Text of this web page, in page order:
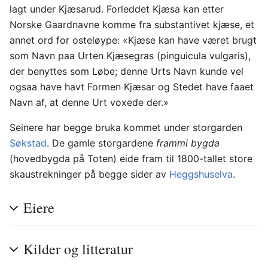
lagt under Kjæsarud. Forleddet Kjæsa kan etter
Norske Gaardnavne komme fra substantivet kjæse, et
annet ord for osteløype: «Kjæse kan have været brugt
som Navn paa Urten Kjæsegras (pinguicula vulgaris),
der benyttes som Løbe; denne Urts Navn kunde vel
ogsaa have havt Formen Kjæsar og Stedet have faaet
Navn af, at denne Urt voxede der.»
Seinere har begge bruka kommet under storgarden
Søkstad. De gamle storgardene frammi bygda
(hovedbygda på Toten) eide fram til 1800-tallet store
skaustrekninger på begge sider av Heggshuselva.
Eiere
Kilder og litteratur